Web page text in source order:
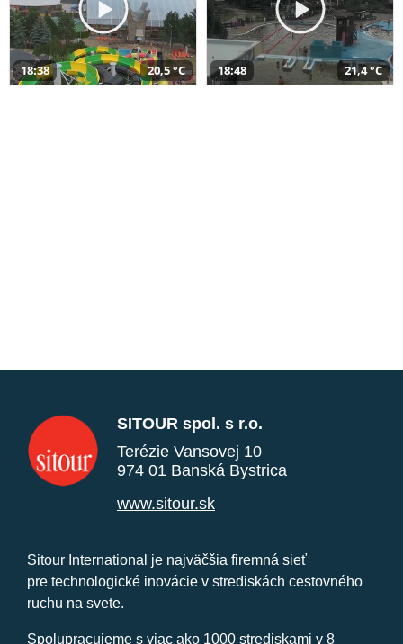
18:38 20,5 °C 18:48 21,4 °C
SITOUR spol. s r.o.
Terézie Vansovej 10
974 01 Banská Bystrica
www.sitour.sk
Sitour International je najväčšia firemná sieť
pre technologické inovácie v strediskách cestovného
ruchu na svete.
Spolupracujeme s viac ako 1000 strediskami v 8